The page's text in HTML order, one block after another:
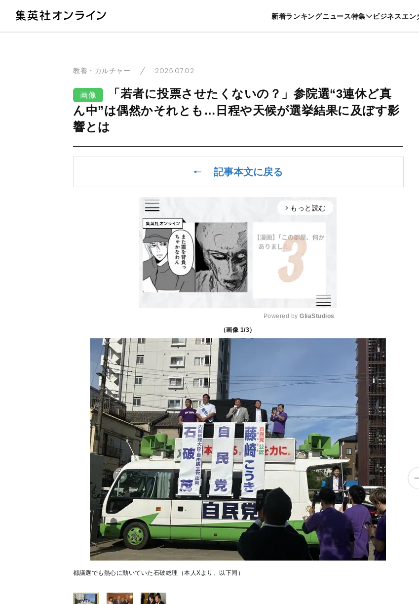
新着ランキングニュース特集 ビジネスエン
暮らし スポーツ ヘルスケア 美容 グ
教養・カルチャー 2025.07.02
画像
「若者に投票させたくないの？」参院選“3連休ど真
ん中”は偶然かそれとも…日程や天候が選挙結果に及ぼす影
響とは
記事本文に戻る
arrow_forward_ios もっと読む
e
Powered by GliaStudios
（画像 1/3）
都議選でも熱心に動いていた石破総理（本人Xより、以下同）
朝